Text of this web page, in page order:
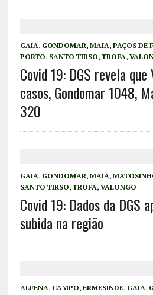
GAIA, GONDOMAR, MAIA, PAÇOS DE
PORTO, SANTO TIRSO, TROFA,
Covid 19: DGS revela
casos, Gondomar 1048,
320
GAIA, GONDOMAR, MAIA,
SANTO TIRSO, TROFA, VALONGO
Covid 19: Dados da DGS
subida na região
ALFENA, CAMPO, ERMESINDE, GAIA,